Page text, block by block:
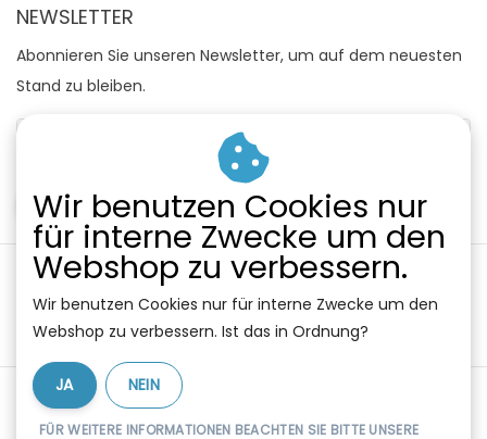
NEWSLETTER
Abonnieren Sie unseren Newsletter, um auf dem neuesten
Stand zu bleiben.
ABONNIEREN
Allgemeine Geschäftsbedingungen
Datenschutz
| RSS Feed
Wir benutzen Cookies nur
für interne Zwecke um den
Webshop zu verbessern.
Wir benutzen Cookies nur für interne Zwecke um den
Webshop zu verbessern. Ist das in Ordnung?
JA NEIN
FÜR WEITERE INFORMATIONEN BEACHTEN SIE BITTE UNSERE